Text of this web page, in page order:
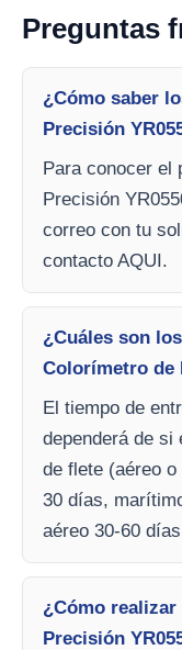
Preguntas
¿Cómo saber
Precisión
Para conocer el
Precisión
correo con tu
contacto AQUI.
¿Cuáles son
Colorímetro de
El tiempo de
dependerá de si
de flete (aéreo
30 días,
aéreo 30-60
¿Cómo
Precisión